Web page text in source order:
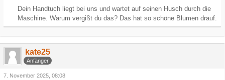
Dein Handtuch liegt bei uns und wartet auf seinen Husch durch die
Maschine. Warum vergißt du das? Das hat so schöne Blumen drauf.
kate25
Anfänger
7. November 2025, 08:08